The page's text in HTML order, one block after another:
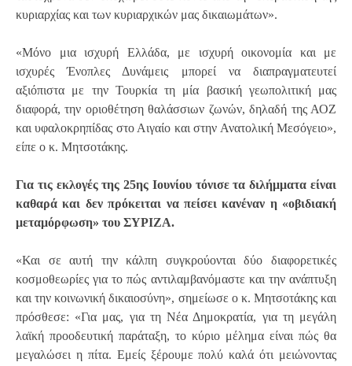
κυριαρχίας και των κυριαρχικών μας δικαιωμάτων».
«Μόνο μια ισχυρή Ελλάδα, με ισχυρή οικονομία και με
ισχυρές Ένοπλες Δυνάμεις μπορεί να διαπραγματευτεί
αξιόπιστα με την Τουρκία τη μία βασική γεωπολιτική μας
διαφορά, την οριοθέτηση θαλάσσιων ζωνών, δηλαδή της ΑΟΖ
και υφαλοκρηπίδας στο Αιγαίο και στην Ανατολική Μεσόγειο»,
είπε ο κ. Μητσοτάκης.
Για τις εκλογές της 25ης Ιουνίου τόνισε τα διλήμματα είναι
καθαρά και δεν πρόκειται να πείσει κανέναν η «οβιδιακή
μεταμόρφωση» του ΣΥΡΙΖΑ.
«Και σε αυτή την κάλπη συγκρούονται δύο διαφορετικές
κοσμοθεωρίες για το πώς αντιλαμβανόμαστε και την ανάπτυξη
και την κοινωνική δικαιοσύνη», σημείωσε ο κ. Μητσοτάκης και
πρόσθεσε: «Για μας, για τη Νέα Δημοκρατία, για τη μεγάλη
λαϊκή προοδευτική παράταξη, το κύριο μέλημα είναι πώς θα
μεγαλώσει η πίτα. Εμείς ξέρουμε πολύ καλά ότι μειώνοντας